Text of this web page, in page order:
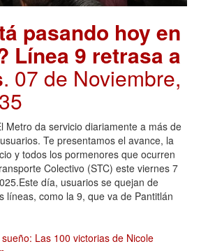
pasando hoy en
Línea 9 retrasa a
. 07 de Noviembre,
Metro da servicio diariamente a más de
Te presentamos el avance, la
y todos los pormenores que ocurren
Colectivo (STC) este viernes 7
día, usuarios se quejan de
líneas, como la 9, que va de Pantitlán